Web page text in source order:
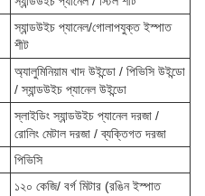
স্যান্ডউইচ প্যানেল/গোলাপযুক্ত ইস্পাত
শীট
অ্যালুমিনিয়াম খাদ উইন্ডো / পিভিসি উইন্ডো
/ স্যান্ডউইচ প্যানেল উইন্ডো
স্লাইডিং স্যান্ডউইচ প্যানেল দরজা /
রোলিং মেটাল দরজা / ব্যক্তিগত দরজা
পিভিসি
১২০ কেজি/ বর্গ মিটার (রঙিন ইস্পাত